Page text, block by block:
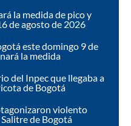
la medida de pico y
de agosto de 2026
este domingo 9 de
la medida
del Inpec que llegaba a
de Bogotá
violento
de Bogotá